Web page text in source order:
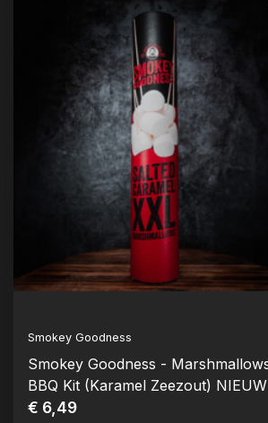
Smokey Goodness
Smokey Goodness - Marshmallows
BBQ Kit (Karamel Zeezout) NIEUW
€ 6,49